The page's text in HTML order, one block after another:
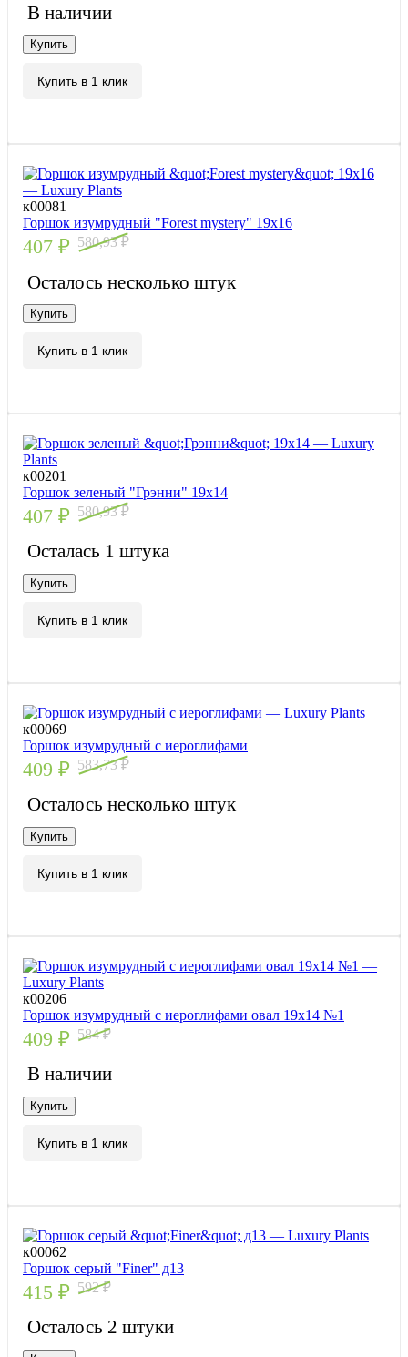
В наличии
Купить
Купить в 1 клик
к00081
Горшок изумрудный "Forest mystery" 19х16
407 ₽ 580,93₽
Осталось несколько штук
Купить
Купить в 1 клик
к00201
Горшок зеленый "Грэнни" 19х14
407 ₽ 580,93₽
Осталась 1 штука
Купить
Купить в 1 клик
к00069
Горшок изумрудный с иероглифами
409 ₽ 583,73₽
Осталось несколько штук
Купить
Купить в 1 клик
к00206
Горшок изумрудный с иероглифами овал 19х14 №1
409 ₽ 584₽
В наличии
Купить
Купить в 1 клик
к00062
Горшок серый "Finer" д13
415 ₽ 592₽
Осталось 2 штуки